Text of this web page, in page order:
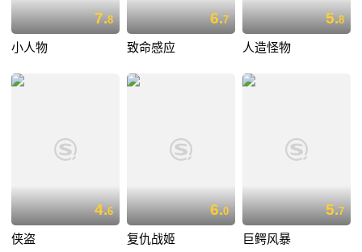
7.8
小人物
6.7
致命感应
5.8
人造怪物
4.6
侠盗
6.0
复仇战姬
5.7
巨鳄风暴